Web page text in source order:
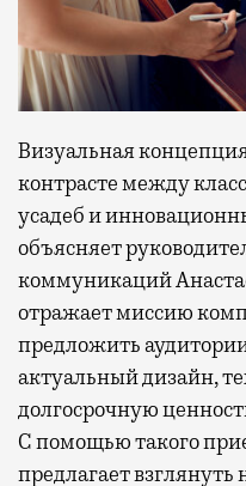
Визуальная
контрасте между
усадеб и
объясняет
коммуникаций
отражает миссию
предложить
актуальный дизайн,
долгосрочную
С помощью такого
предлагает взглянуть